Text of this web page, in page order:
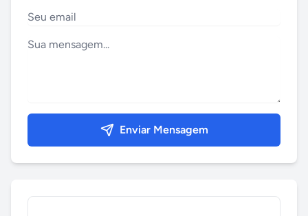
Enviar Mensagem